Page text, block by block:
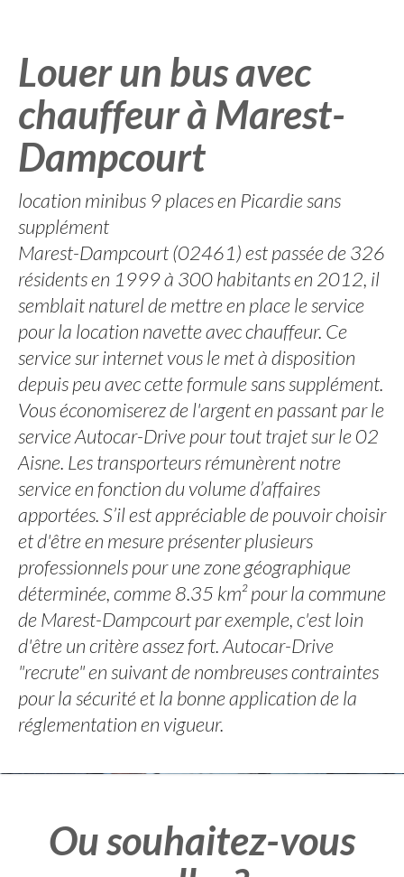
Louer un bus avec
chauffeur à Marest-
Dampcourt
location minibus 9 places en Picardie sans
supplément
Marest-Dampcourt (02461) est passée de 326
résidents en 1999 à 300 habitants en 2012, il
semblait naturel de mettre en place le service
pour la location navette avec chauffeur. Ce
service sur internet vous le met à disposition
depuis peu avec cette formule sans supplément.
Vous économiserez de l'argent en passant par le
service Autocar-Drive pour tout trajet sur le 02
Aisne. Les transporteurs rémunèrent notre
service en fonction du volume d’affaires
apportées. S’il est appréciable de pouvoir choisir
et d'être en mesure présenter plusieurs
professionnels pour une zone géographique
déterminée, comme 8.35 km² pour la commune
de Marest-Dampcourt par exemple, c'est loin
d'être un critère assez fort. Autocar-Drive
"recrute" en suivant de nombreuses contraintes
pour la sécurité et la bonne application de la
réglementation en vigueur.
Ou souhaitez-vous